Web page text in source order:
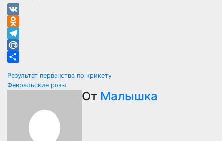
VK
Odnoklassniki
Telegram
Mail.Ru
Навигация
записям
Результат первенства по крикету
Февральские розы
От Малышка